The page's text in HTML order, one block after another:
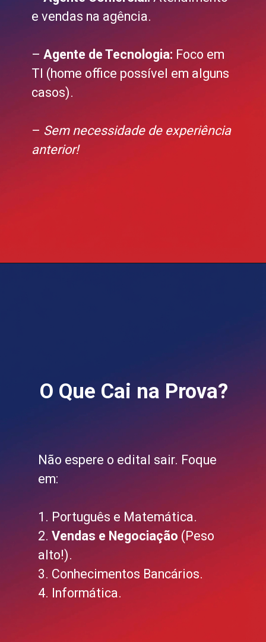
e vendas na agência.
–Agente de Tecnologia: Foco em
TI (home office possível em alguns
casos).
– Sem necessidade de experiência
anterior!
O Que Cai na Prova?
Não espere o edital sair. Foque
em:
1. Português e Matemática.
2.Vendas e Negociação (Peso
alto!).
3. Conhecimentos Bancários.
4. Informática.